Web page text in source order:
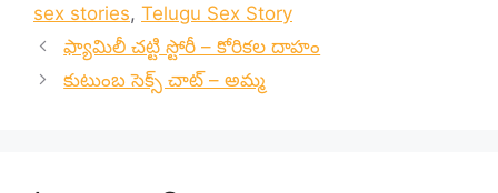
sex stories, Telugu Sex Story
ఫ్యామిలీ చట్టి స్టోరీ – కోరికల దాహం
కుటుంబ సెక్స్ చాట్ – అమ్మ